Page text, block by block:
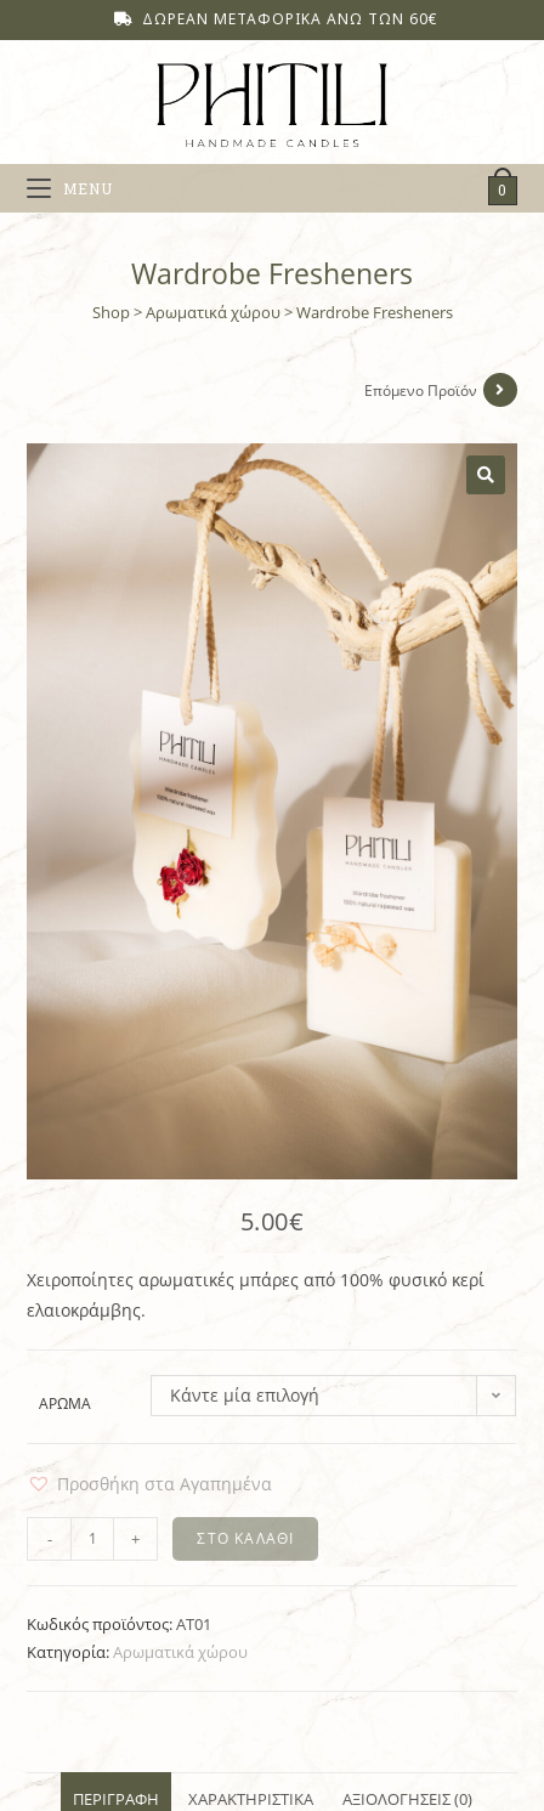
ΔΩΡΕΑΝ ΜΕΤΑΦΟΡΙΚΑ ΑΝΩ ΤΩΝ 60€
0
MENU
Wardrobe Fresheners
Shop>Αρωματικά χώρου>Wardrobe Fresheners
Επόμενο Προϊόν
5.00€
Xειροποίητες αρωματικές μπάρες από 100% φυσικό κερί
ελαιοκράμβης.
ΆΡΩΜΑ Κάντε μία επιλογή
Προσθήκη στα Αγαπημένα
- + ΣΤΟ ΚΑΛΆΘΙ
Κωδικός προϊόντος:ΑΤ01
Κατηγορία:Αρωματικά χώρου
ΠΕΡΙΓΡΑΦΉ ΧΑΡΑΚΤΗΡΙΣΤΙΚΆ ΑΞΙΟΛΟΓΉΣΕΙΣ (0)